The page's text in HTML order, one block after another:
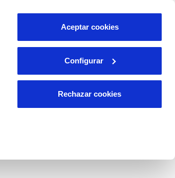
Aceptar cookies
Configurar
Rechazar cookies
RELACIÓN CON LA